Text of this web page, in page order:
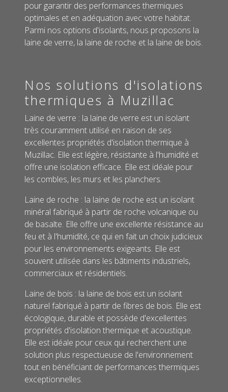
pour garantir des performances thermiques
optimales et en adéquation avec votre habitat.
Parmi nos options d'isolants, nous proposons la
laine de verre, la laine de roche et la laine de bois.
Nos solutions d'isolations
thermiques à Muzillac
Laine de verre : la laine de verre est un isolant
très couramment utilisé en raison de ses
excellentes propriétés d'isolation thermique à
Muzillac. Elle est légère, résistante à l'humidité et
offre une isolation efficace. Elle est idéale pour
les combles, les murs et les planchers.
Laine de roche : la laine de roche est un isolant
minéral fabriqué à partir de roche volcanique ou
de basalte. Elle offre une excellente résistance au
feu et à l'humidité, ce qui en fait un choix judicieux
pour les environnements exigeants. Elle est
souvent utilisée dans les bâtiments industriels,
commerciaux et résidentiels.
Laine de bois : la laine de bois est un isolant
naturel fabriqué à partir de fibres de bois. Elle est
écologique, durable et possède d'excellentes
propriétés d'isolation thermique et acoustique.
Elle est idéale pour ceux qui recherchent une
solution plus respectueuse de l'environnement
tout en bénéficiant de performances thermiques
exceptionnelles.